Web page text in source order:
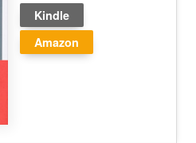
Kindle
Amazon